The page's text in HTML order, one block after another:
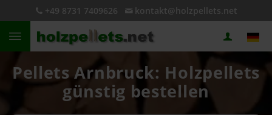
+49 8731 7409626 kontakt@holzpellets.net
Pellets Arnbruck: Holzpellets
günstig bestellen